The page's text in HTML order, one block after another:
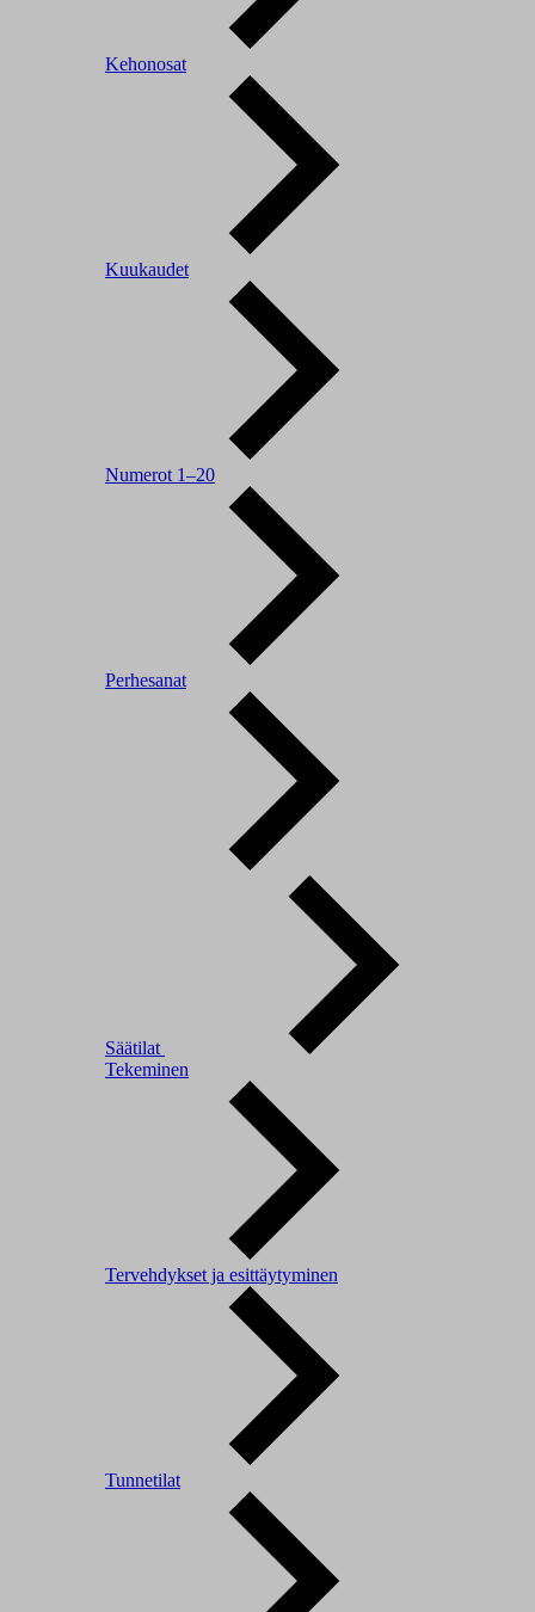
Kehonosat
Kuukaudet
Numerot 1–20
Perhesanat
Säätilat
Tekeminen
Tervehdykset ja esittäytyminen
Tunnetilat